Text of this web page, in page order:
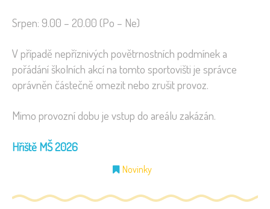
Srpen: 9.00 – 20.00 (Po – Ne)
V případě nepříznivých povětrnostních podmínek a
pořádání školních akcí na tomto sportovišti je správce
oprávněn částečně omezit nebo zrušit provoz.
Mimo provozní dobu je vstup do areálu zakázán.
Hřiště MŠ 2026
Novinky